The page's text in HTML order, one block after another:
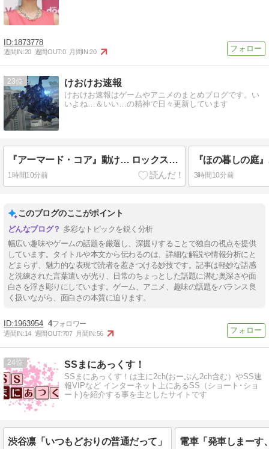
1873778
週間IN:20 週間OUT:0 月間IN:20
23 けおけお速報
けおけお速報はゲームやアニメのまとめブログです。い
いよね…＆いい…の精神で日々更新しています
『アーマード・コア』動け… ロックスミス！とかサマになるし機体名がカッコいいのって大事だよね
1時間10分前 3時間10分前
このブログのここがポイント
多彩なトピックを鋭く分析
幅広い趣味やゲームの話題を厳選し、深掘りすることで独自の視点を提供
しています。タイトルや本文から伝わるのは、詳細な解説や情報分析にと
どまらず、魅力的な表現で読者を惹きつける妙技です。記事は軽妙な語感
と洗練された言葉遣いが光り、日常のちょっとした話題に潜む奥深さや面
白さを浮き彫りにしています。ゲーム、アニメ、趣味の話題をバランス良
く扱いながら、面白さの本質に迫ります。
1963954 4
週間IN:14 週間OUT:707 月間IN:56
24 SSまにあっくす！
SSまにあっくす！は主に2ch(おーぷん2ch含む）やSS速
報VIPなど インターネット上にあるSS（ショート･ショ
ート)を紹介する事を主としたサイトです
渋谷凛「いつもどおりの普通だって」